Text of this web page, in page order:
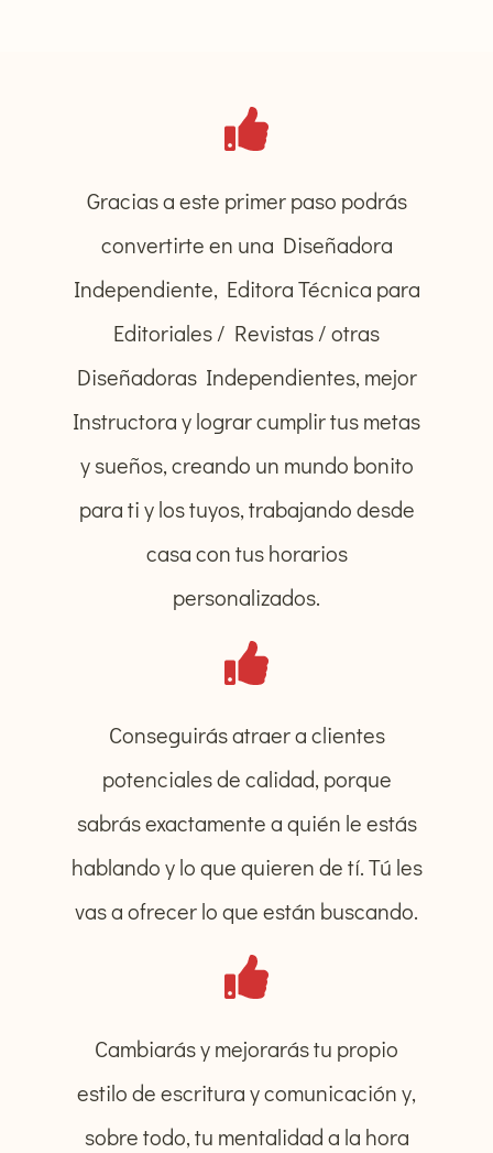
Gracias a este primer paso podrás
convertirte en una Diseñadora
Independiente, Editora Técnica para
Editoriales / Revistas / otras
Diseñadoras Independientes, mejor
Instructora y lograr cumplir tus metas
y sueños, creando un mundo bonito
para ti y los tuyos, trabajando desde
casa con tus horarios
personalizados.
Conseguirás atraer a clientes
potenciales de calidad, porque
sabrás exactamente a quién le estás
hablando y lo que quieren de tí. Tú les
vas a ofrecer lo que están buscando.
Cambiarás y mejorarás tu propio
estilo de escritura y comunicación y,
sobre todo, tu mentalidad a la hora